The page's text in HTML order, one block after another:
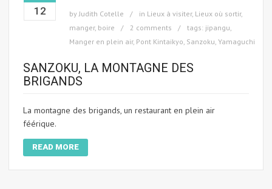
12 byJudith Cotelle in Lieux à visiter, Lieux où sortir,
manger, boire
2 comments tags: jipangu,
Manger en plein air, Pont Kintaikyo, Sanzoku, Yamaguchi
SANZOKU, LA MONTAGNE DES
BRIGANDS
La montagne des brigands, un restaurant en plein air
féérique.
READ MORE